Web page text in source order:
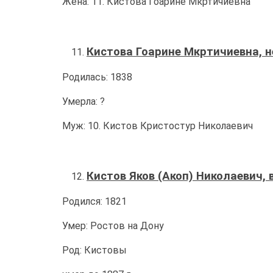
Кистова Гоарине Мкртичиевна,
Родилась: 1838
Умерла: ?
Муж: 10. Кистов Кристостур Николаевич
Кистов Яков (Акоп) Николаевич,
Родился: 1821
Умер: Ростов на Дону
Род: Кистовы